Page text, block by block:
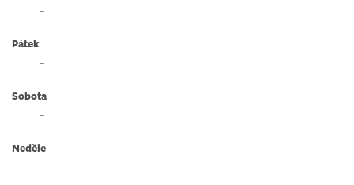
–
Pátek
–
Sobota
–
Neděle
–